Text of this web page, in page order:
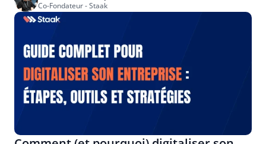
Co-Fondateur - Staak